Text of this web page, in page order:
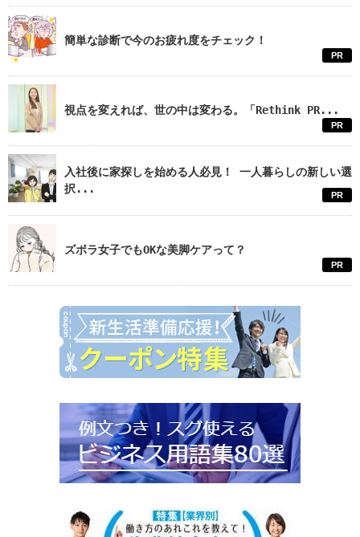
簡単な診断で今のお疲れ度をチェック！
PR
視点を変えれば、世の中は変わる。「Rethink PR...
PR
入社後に家探しを始める人必見！ 一人暮らしの新しい選
択...
PR
ズボラ女子でもOKな美脚ケアって？
PR